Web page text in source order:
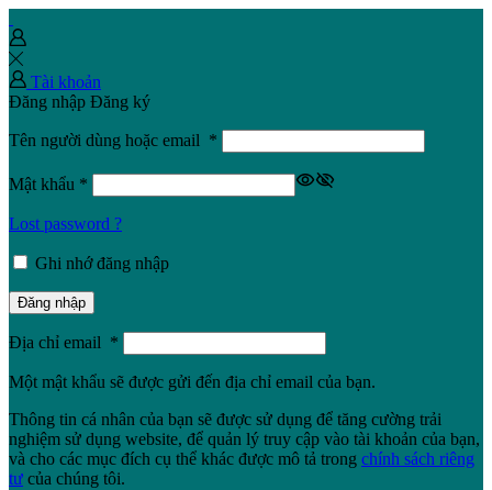
Tài khoản
Đăng nhập Đăng ký
Tên người dùng hoặc email *
Mật khẩu *
Lost password ?
Ghi nhớ đăng nhập
Đăng nhập
Địa chỉ email *
Một mật khẩu sẽ được gửi đến địa chỉ email của bạn.
Thông tin cá nhân của bạn sẽ được sử dụng để tăng cường trải
nghiệm sử dụng website, để quản lý truy cập vào tài khoản của bạn,
và cho các mục đích cụ thể khác được mô tả trong chính sách riêng
tư của chúng tôi.